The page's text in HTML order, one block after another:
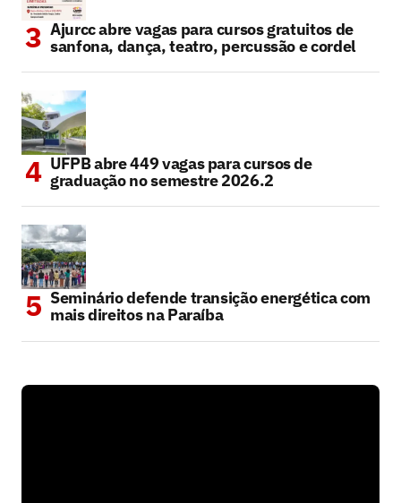
Ajurcc abre vagas para cursos gratuitos de
sanfona, dança, teatro, percussão e cordel
UFPB abre 449 vagas para cursos de
graduação no semestre 2026.2
Seminário defende transição energética com
mais direitos na Paraíba